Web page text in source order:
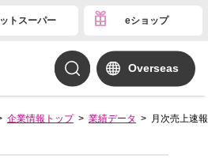
トスーパー eショップ
Overseas
企業情報トップ 業績データ 月次売上速報